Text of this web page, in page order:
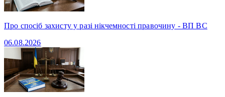
Про спосіб захисту у разі нікчемності правочину - ВП ВС
06.08.2026